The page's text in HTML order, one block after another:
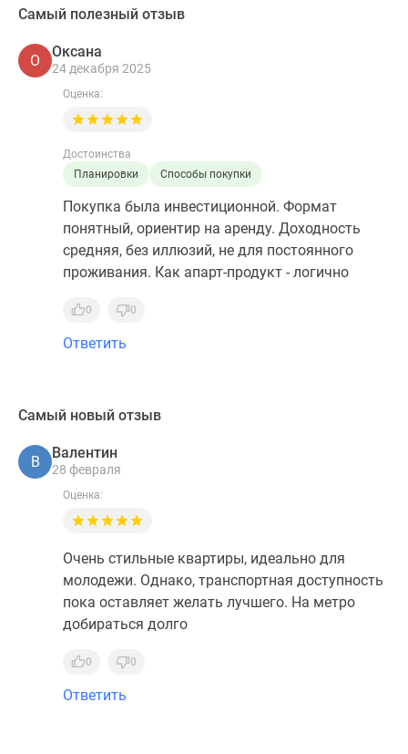
Самый полезный отзыв
О
Оксана
24 декабря 2025
Оценка:
Достоинства
Планировки
Способы покупки
Покупка была инвестиционной. Формат
понятный, ориентир на аренду. Доходность
средняя, без иллюзий, не для постоянного
проживания. Как апарт-продукт - логично
0 0
Ответить
Самый новый отзыв
В
Валентин
28 февраля
Оценка:
Очень стильные квартиры, идеально для
молодежи. Однако, транспортная доступность
пока оставляет желать лучшего. На метро
добираться долго
0 0
Ответить